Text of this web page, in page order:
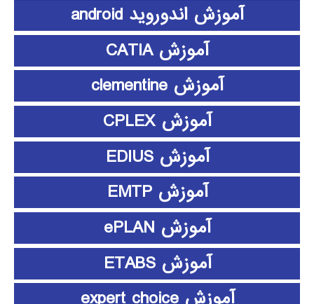
آموزش اندوروید android
آموزش CATIA
آموزش clementine
آموزش CPLEX
آموزش EDIUS
آموزش EMTP
آموزش ePLAN
آموزش ETABS
آموزش expert choice